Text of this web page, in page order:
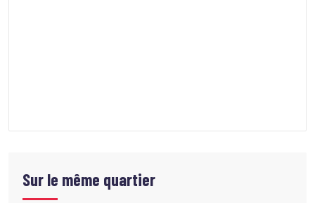
Sur le même quartier